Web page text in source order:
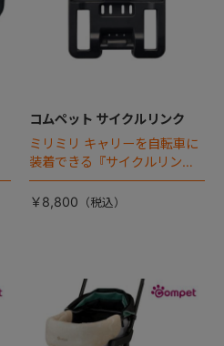
コムペット サイクルリンク
ミリミリ キャリーを自転車に
装着できる『サイクルリン
ク』が登場！
￥8,800